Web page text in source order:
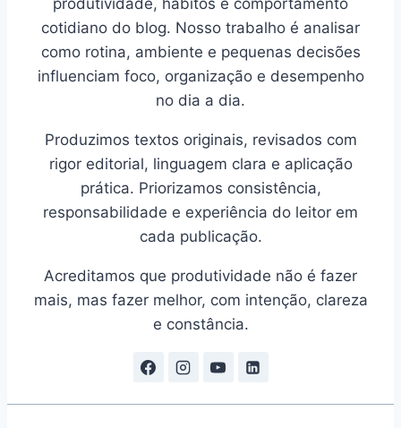
produtividade, hábitos e comportamento
cotidiano do blog. Nosso trabalho é analisar
como rotina, ambiente e pequenas decisões
influenciam foco, organização e desempenho
no dia a dia.
Produzimos textos originais, revisados com
rigor editorial, linguagem clara e aplicação
prática. Priorizamos consistência,
responsabilidade e experiência do leitor em
cada publicação.
Acreditamos que produtividade não é fazer
mais, mas fazer melhor, com intenção, clareza
e constância.